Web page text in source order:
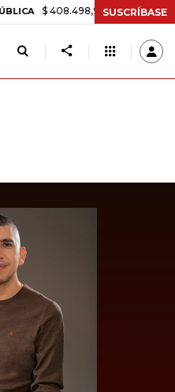
$ 408.498,97 +$ 8.753,81 +2,19%
SUSCRÍBASE